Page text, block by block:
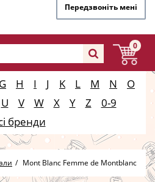
Передзвоніть мені
0
G H I J K L M N
O
U V W X Y Z
0-9
бренди
Mont Blanc Femme de Montblanc